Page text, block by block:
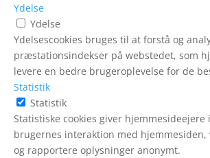
Ydelse
Ydelse
Ydelsescookies bruges til at forstå og
præstationsindekser på webstedet, som
levere en bedre brugeroplevelse for de
Statistik
Statistik
Statistiske cookies giver hjemmesideejere
brugernes interaktion med hjemmesiden,
og rapportere oplysninger anonymt.